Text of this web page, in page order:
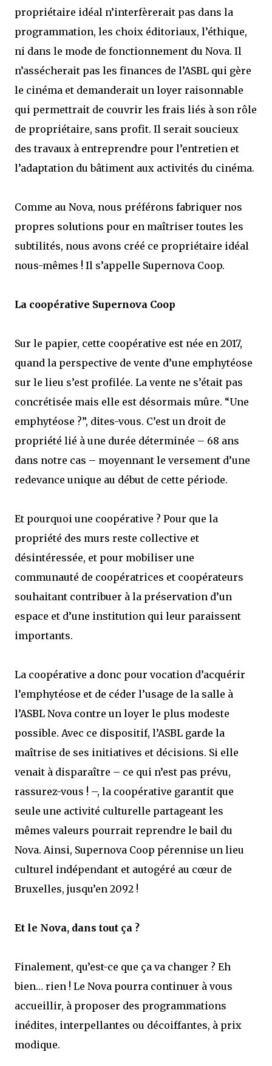
propriétaire idéal n’interfèrerait pas dans la
programmation, les choix éditoriaux, l’éthique,
ni dans le mode de fonctionnement du Nova. Il
n’assécherait pas les finances de l’ASBL qui gère
le cinéma et demanderait un loyer raisonnable
qui permettrait de couvrir les frais liés à son rôle
de propriétaire, sans profit. Il serait soucieux
des travaux à entreprendre pour l’entretien et
l’adaptation du bâtiment aux activités du cinéma.
Comme au Nova, nous préférons fabriquer nos
propres solutions pour en maîtriser toutes les
subtilités, nous avons créé ce propriétaire idéal
nous-mêmes ! Il s’appelle Supernova Coop.
La coopérative Supernova Coop
Sur le papier, cette coopérative est née en 2017,
quand la perspective de vente d’une emphytéose
sur le lieu s’est profilée. La vente ne s’était pas
concrétisée mais elle est désormais mûre. “Une
emphytéose ?”, dites-vous. C’est un droit de
propriété lié à une durée déterminée – 68 ans
dans notre cas – moyennant le versement d’une
redevance unique au début de cette période.
Et pourquoi une coopérative ? Pour que la
propriété des murs reste collective et
désintéressée, et pour mobiliser une
communauté de coopératrices et coopérateurs
souhaitant contribuer à la préservation d’un
espace et d’une institution qui leur paraissent
importants.
La coopérative a donc pour vocation d’acquérir
l’emphytéose et de céder l’usage de la salle à
l’ASBL Nova contre un loyer le plus modeste
possible. Avec ce dispositif, l’ASBL garde la
maîtrise de ses initiatives et décisions. Si elle
venait à disparaître – ce qui n’est pas prévu,
rassurez-vous ! –, la coopérative garantit que
seule une activité culturelle partageant les
mêmes valeurs pourrait reprendre le bail du
Nova. Ainsi, Supernova Coop pérennise un lieu
culturel indépendant et autogéré au cœur de
Bruxelles, jusqu’en 2092 !
Et le Nova, dans tout ça ?
Finalement, qu’est-ce que ça va changer ? Eh
bien… rien ! Le Nova pourra continuer à vous
accueillir, à proposer des programmations
inédites, interpellantes ou décoiffantes, à prix
modique.